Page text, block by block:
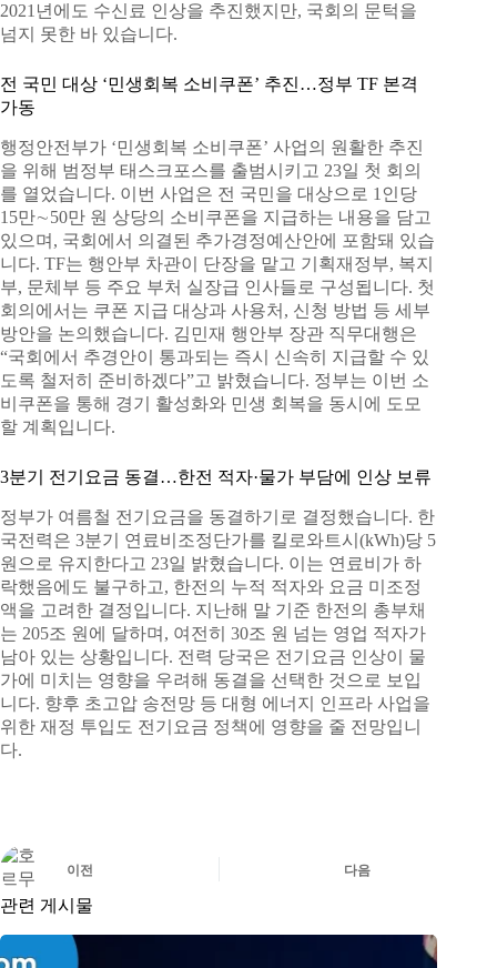
2021년에도 수신료 인상을 추진했지만, 국회의 문턱을
넘지 못한 바 있습니다.
전 국민 대상 ‘민생회복 소비쿠폰’ 추진…정부 TF 본격
가동
행정안전부가 ‘민생회복 소비쿠폰’ 사업의 원활한 추진
을 위해 범정부 태스크포스를 출범시키고 23일 첫 회의
를 열었습니다. 이번 사업은 전 국민을 대상으로 1인당
15만∼50만 원 상당의 소비쿠폰을 지급하는 내용을 담고
있으며, 국회에서 의결된 추가경정예산안에 포함돼 있습
니다. TF는 행안부 차관이 단장을 맡고 기획재정부, 복지
부, 문체부 등 주요 부처 실장급 인사들로 구성됩니다. 첫
회의에서는 쿠폰 지급 대상과 사용처, 신청 방법 등 세부
방안을 논의했습니다. 김민재 행안부 장관 직무대행은
“국회에서 추경안이 통과되는 즉시 신속히 지급할 수 있
도록 철저히 준비하겠다”고 밝혔습니다. 정부는 이번 소
비쿠폰을 통해 경기 활성화와 민생 회복을 동시에 도모
할 계획입니다.
3분기 전기요금 동결…한전 적자·물가 부담에 인상 보류
정부가 여름철 전기요금을 동결하기로 결정했습니다. 한
국전력은 3분기 연료비조정단가를 킬로와트시(kWh)당 5
원으로 유지한다고 23일 밝혔습니다. 이는 연료비가 하
락했음에도 불구하고, 한전의 누적 적자와 요금 미조정
액을 고려한 결정입니다. 지난해 말 기준 한전의 총부채
는 205조 원에 달하며, 여전히 30조 원 넘는 영업 적자가
남아 있는 상황입니다. 전력 당국은 전기요금 인상이 물
가에 미치는 영향을 우려해 동결을 선택한 것으로 보입
니다. 향후 초고압 송전망 등 대형 에너지 인프라 사업을
위한 재정 투입도 전기요금 정책에 영향을 줄 전망입니
다.
이전 다음
관련 게시물